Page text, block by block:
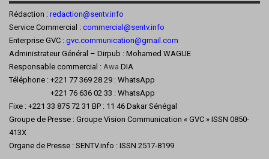
Rédaction : redaction@sentv.info
Service Commercial : commercial@sentv.info
Enterprise GVC : gvc.communication@gmail.com
Administrateur Général – Dirpub : Mohamed WAGUE
Responsable commercial : Awa DIA
Téléphone : +221 77 369 28 29 : WhatsApp
+221 76 636 02 33 : WhatsApp
Fixe : +221 33 875 72 31 BP : 11 46 Dakar Sénégal
Groupe de Presse : Groupe Vision Communication « GVC » ISSN 0850-
413X
Organe de Presse : SENTV.info : ISSN 2517-8199